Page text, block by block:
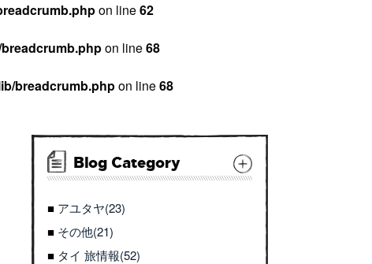
on line62
on line68
breadcrumb.phpon line68
Blog Category
アユタヤ(23)
その他(21)
タイ 旅情報(52)